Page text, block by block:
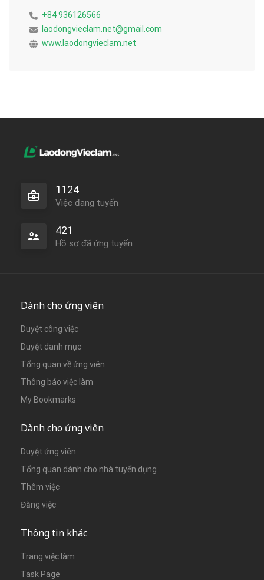
+84 936126566
laodongvieclam.net@gmail.com
www.laodongvieclam.net
1124
Việc đang tuyển
421
Hồ sơ đã ứng tuyển
Dành cho ứng viên
Duyệt công việc
Duyệt danh mục
Tổng quan về ứng viên
Thông báo việc làm
My Bookmarks
Dành cho ứng viên
Duyệt ứng viên
Tổng quan dành cho nhà tuyển dụng
Thêm việc
Đăng việc
Thông tin khác
Trang việc làm
Task Page